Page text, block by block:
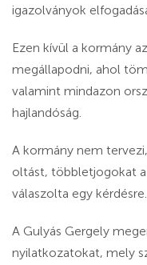
igazolványok
Ezen kívül a kormány
megállapodni, ahol
valamint mindazon
hajlandóság.
A kormány nem
oltást, többletjogokat
válaszolta egy kérdésre.
A Gulyás Gergely
nyilatkozatokat, mely